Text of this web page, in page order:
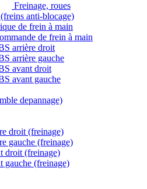
Freinage, roues
anti-blocage)
de frein à main
de frein à main
arrière droit
arrière gauche
avant droit
avant gauche
depannage)
droit (freinage)
gauche (freinage)
droit (freinage)
gauche (freinage)